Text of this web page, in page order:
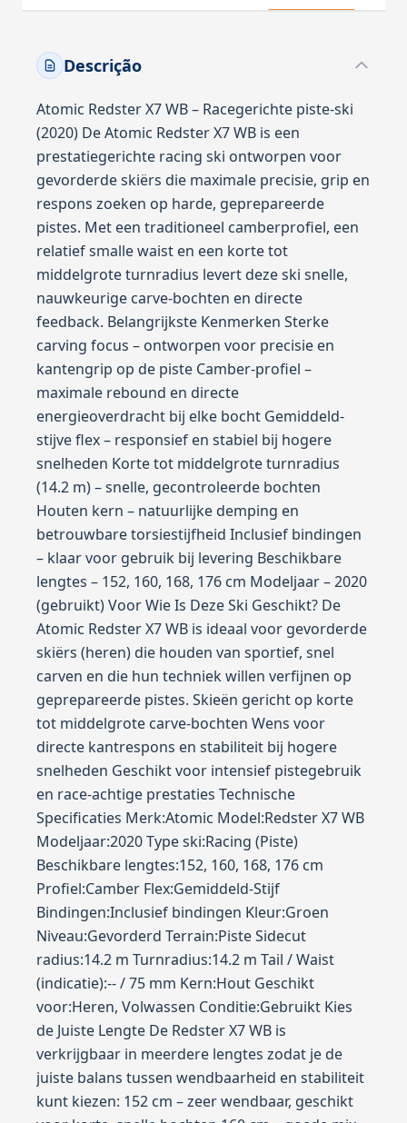
Descrição
Atomic Redster X7 WB – Racegerichte piste-ski
(2020) De Atomic Redster X7 WB is een
prestatiegerichte racing ski ontworpen voor
gevorderde skiërs die maximale precisie, grip en
respons zoeken op harde, geprepareerde
pistes. Met een traditioneel camberprofiel, een
relatief smalle waist en een korte tot
middelgrote turnradius levert deze ski snelle,
nauwkeurige carve-bochten en directe
feedback. Belangrijkste Kenmerken Sterke
carving focus – ontworpen voor precisie en
kantengrip op de piste Camber-profiel –
maximale rebound en directe
energieoverdracht bij elke bocht Gemiddeld-
stijve flex – responsief en stabiel bij hogere
snelheden Korte tot middelgrote turnradius
(14.2 m) – snelle, gecontroleerde bochten
Houten kern – natuurlijke demping en
betrouwbare torsiestijfheid Inclusief bindingen
– klaar voor gebruik bij levering Beschikbare
lengtes – 152, 160, 168, 176 cm Modeljaar – 2020
(gebruikt) Voor Wie Is Deze Ski Geschikt? De
Atomic Redster X7 WB is ideaal voor gevorderde
skiërs (heren) die houden van sportief, snel
carven en die hun techniek willen verfijnen op
geprepareerde pistes. Skieën gericht op korte
tot middelgrote carve-bochten Wens voor
directe kantrespons en stabiliteit bij hogere
snelheden Geschikt voor intensief pistegebruik
en race-achtige prestaties Technische
Specificaties Merk:Atomic Model:Redster X7 WB
Modeljaar:2020 Type ski:Racing (Piste)
Beschikbare lengtes:152, 160, 168, 176 cm
Profiel:Camber Flex:Gemiddeld-Stijf
Bindingen:Inclusief bindingen Kleur:Groen
Niveau:Gevorderd Terrain:Piste Sidecut
radius:14.2 m Turnradius:14.2 m Tail / Waist
(indicatie):-- / 75 mm Kern:Hout Geschikt
voor:Heren, Volwassen Conditie:Gebruikt Kies
de Juiste Lengte De Redster X7 WB is
verkrijgbaar in meerdere lengtes zodat je de
juiste balans tussen wendbaarheid en stabiliteit
kunt kiezen: 152 cm – zeer wendbaar, geschikt